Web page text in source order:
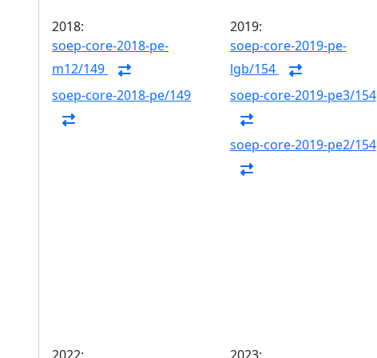
2018:
soep-core-2018-pe-
m12/149
soep-core-2018-pe/149
2019:
soep-core-2019-pe-
lgb/154
soep-core-2019-pe3/154
soep-core-2019-pe2/154